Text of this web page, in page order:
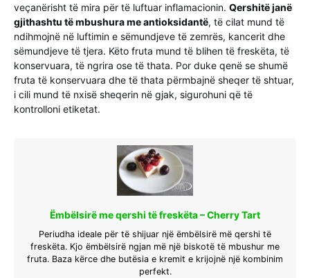
veçanërisht të mira për të luftuar inflamacionin. Qershitë janë
gjithashtu të mbushura me antioksidantë, të cilat mund të
ndihmojnë në luftimin e sëmundjeve të zemrës, kancerit dhe
sëmundjeve të tjera. Këto fruta mund të blihen të freskëta, të
konservuara, të ngrira ose të thata. Por duke qenë se shumë
fruta të konservuara dhe të thata përmbajnë sheqer të shtuar,
i cili mund të nxisë sheqerin në gjak, sigurohuni që të
kontrolloni etiketat.
Ëmbëlsirë me qershi të freskëta – Cherry Tart
Periudha ideale për të shijuar një ëmbëlsirë më qershi të
freskëta. Kjo ëmbëlsirë ngjan më një biskotë të mbushur me
fruta. Baza kërce dhe butësia e kremit e krijojnë një kombinim
perfekt.